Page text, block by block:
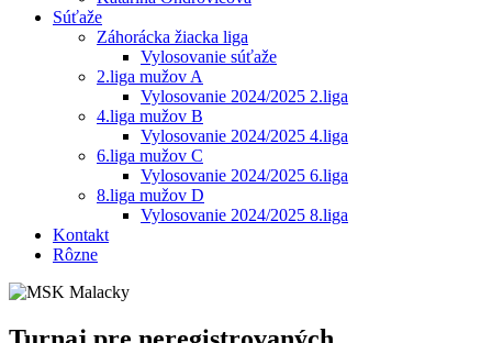
Súťaže
Záhorácka žiacka liga
Vylosovanie súťaže
2.liga mužov A
Vylosovanie 2024/2025 2.liga
4.liga mužov B
Vylosovanie 2024/2025 4.liga
6.liga mužov C
Vylosovanie 2024/2025 6.liga
8.liga mužov D
Vylosovanie 2024/2025 8.liga
Kontakt
Rôzne